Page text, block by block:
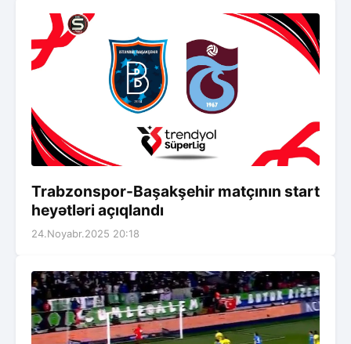
Trabzonspor-Başakşehir matçının start
heyətləri açıqlandı
24.Noyabr.2025 20:18